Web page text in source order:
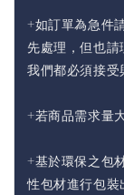
+如訂單為急件
先處理，但也
我們都必須接受
+若商品需求量
+基於環保之包
性包材進行包裝